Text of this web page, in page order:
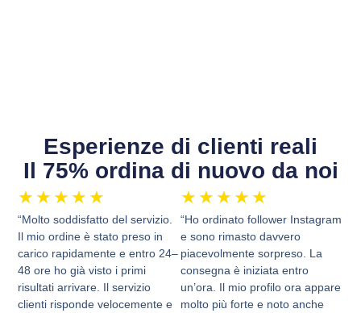
Esperienze di clienti reali
Il 75% ordina di nuovo da noi
★ ★ ★ ★ ★
“Molto soddisfatto del servizio.
Il mio ordine è stato preso in
carico rapidamente e entro 24–
48 ore ho già visto i primi
risultati arrivare. Il servizio
clienti risponde velocemente e
★ ★ ★ ★ ★
“Ho ordinato follower Instagram
e sono rimasto davvero
piacevolmente sorpreso. La
consegna è iniziata entro
un’ora. Il mio profilo ora appare
molto più forte e noto anche